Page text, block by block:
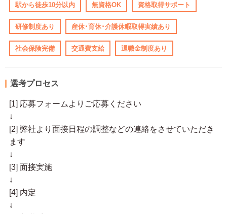
駅から徒歩10分以内 無資格OK 資格取得サポート
研修制度あり 産休･育休･介護休暇取得実績あり
社会保険完備 交通費支給 退職金制度あり
選考プロセス
[1] 応募フォームよりご応募ください
↓
[2] 弊社より面接日程の調整などの連絡をさせていただき
ます
↓
[3] 面接実施
↓
[4] 内定
↓